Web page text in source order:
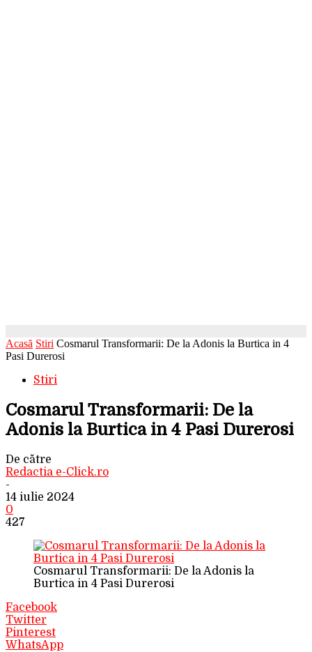
Acasă Stiri Cosmarul Transformarii: De la Adonis la Burtica in 4
Pasi Durerosi
Stiri
Cosmarul Transformarii: De la
Adonis la Burtica in 4 Pasi Durerosi
De către
Redactia e-Click.ro
-
14 iulie 2024
0
427
Cosmarul Transformarii: De la Adonis la
Burtica in 4 Pasi Durerosi
Facebook
Twitter
Pinterest
WhatsApp